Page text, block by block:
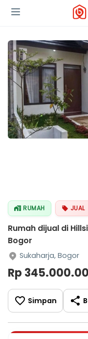
RUMAH JUAL
Rumah dijual di
Bogor
Sukaharja, Bogor
Rp
Simpan